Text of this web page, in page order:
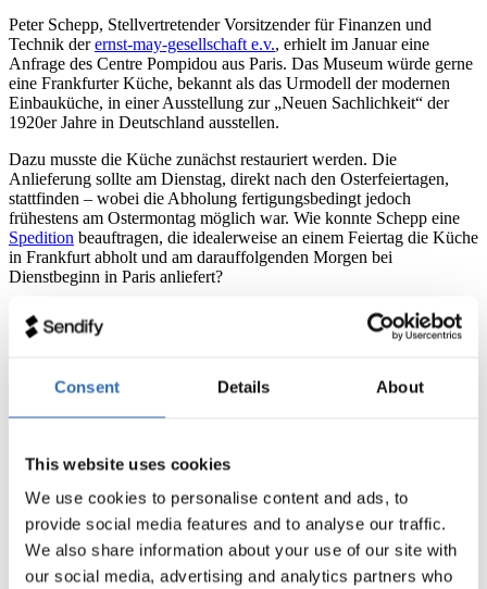
Consent Details About
This website uses cookies
We use cookies to personalise content and ads, to
provide social media features and to analyse our traffic.
We also share information about your use of our site with
our social media, advertising and analytics partners who
Peter Schepp, Stellvertretender Vorsitzender für Finanzen und
Technik derernst-may-gesellschaft e.v., erhielt im Januar eine
Anfrage des Centre Pompidou aus Paris. Das Museum würde gerne
eine Frankfurter Küche, bekannt als das Urmodell der modernen
Einbauküche, in einer Ausstellung zur „Neuen Sachlichkeit“ der
1920er Jahre in Deutschland ausstellen.
Dazu musste die Küche zunächst restauriert werden. Die
Anlieferung sollte am Dienstag, direkt nach den Osterfeiertagen,
stattfinden – wobei die Abholung fertigungsbedingt jedoch
frühestens am Ostermontag möglich war. Wie konnte Schepp eine
Spedition beauftragen, die idealerweise an einem Feiertag die Küche
in Frankfurt abholt und am darauffolgenden Morgen bei
Dienstbeginn in Paris anliefert?
Schepp wandte sich mit seinem Anliegen sowohl an eine
traditionelle Spedition als auch an Sendify. Sendify ist eine digitale
Überseecontainer aus China bis hin zum Expresstransport innerhalb
traditionellen Spedition deutlich teurer als das von Sendify. Die
digitale Logistikplattform versicherte insbesondere die Abholung am
Ostermontag. Kurzerhand entschied sich Schepp für Sendify, um
diesen zielsicheren Transport von Frankfurt nach Paris abzuwickeln.
„Es hat organisatorisch, zeitlich und finanziell sofort